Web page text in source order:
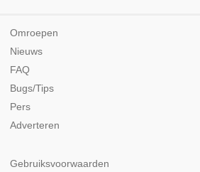
Omroepen
Nieuws
FAQ
Bugs/Tips
Pers
Adverteren
Gebruiksvoorwaarden